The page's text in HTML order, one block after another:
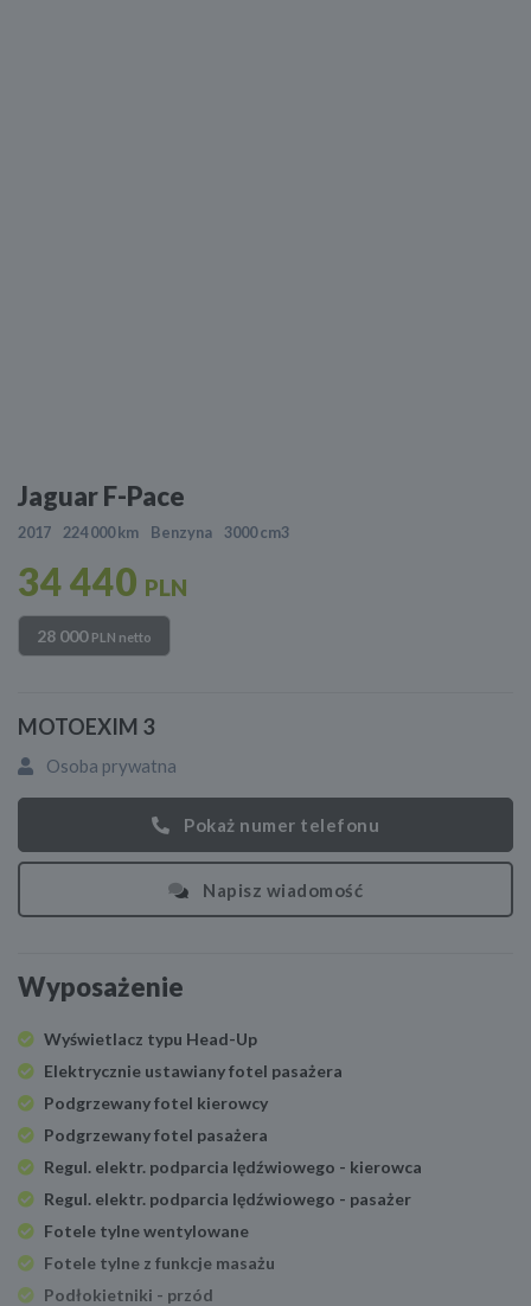
Jaguar F-Pace
2017 224 000 km Benzyna 3000 cm3
34 440 PLN
28 000 PLN netto
MOTOEXIM 3
Osoba prywatna
Pokaż numer telefonu
Napisz wiadomość
Wyposażenie
Wyświetlacz typu Head-Up
Elektrycznie ustawiany fotel pasażera
Podgrzewany fotel kierowcy
Podgrzewany fotel pasażera
Regul. elektr. podparcia lędźwiowego - kierowca
Regul. elektr. podparcia lędźwiowego - pasażer
Fotele tylne wentylowane
Fotele tylne z funkcje masażu
Podłokietniki - przód